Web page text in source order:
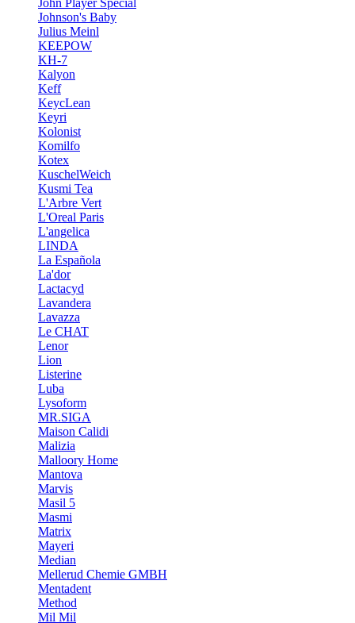
John Player Special
Johnson's Baby
Julius Meinl
KEEPOW
KH-7
Kalyon
Keff
KeycLean
Keyri
Kolonist
Komilfo
Kotex
KuschelWeich
Kusmi Tea
L'Arbre Vert
L'Oreal Paris
L'angelica
LINDA
La Española
La'dor
Lactacyd
Lavandera
Lavazza
Le CHAT
Lenor
Lion
Listerine
Luba
Lysoform
MR.SIGA
Maison Calidi
Malizia
Malloory Home
Mantova
Marvis
Masil 5
Masmi
Matrix
Mayeri
Median
Mellerud Chemie GMBH
Mentadent
Method
Mil Mil